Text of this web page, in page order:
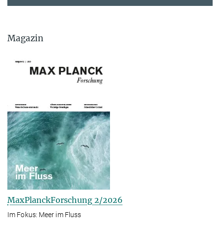
Magazin
MaxPlanckForschung 2/2026
Im Fokus: Meer im Fluss